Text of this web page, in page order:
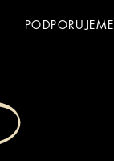
PODPORUJEME